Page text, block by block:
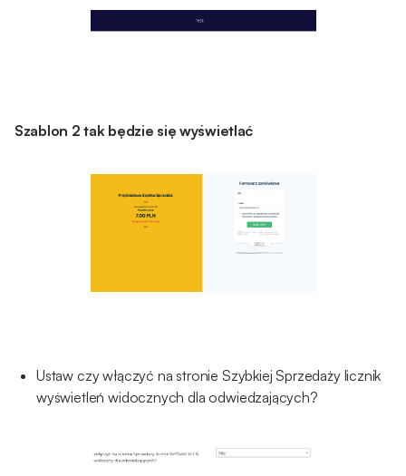
Szablon 2 tak będzie się wyświetlać
Ustaw czy włączyć na stronie Szybkiej Sprzedaży licznik
wyświetleń widocznych dla odwiedzających?